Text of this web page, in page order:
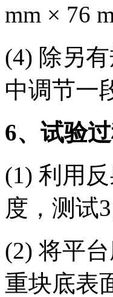
mm × 76
(4) 除另
中调节一
6、试验
(1) 利用
度，测试
(2) 将平
重块底表